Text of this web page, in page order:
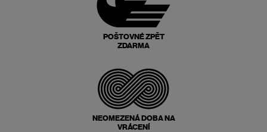
POŠTOVNÉ ZPĚT
ZDARMA
NEOMEZENÁ DOBA NA
VRÁCENÍ